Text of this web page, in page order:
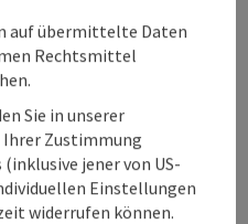
auf übermittelte Daten
Rechtsmittel
Sie in unserer
Zustimmung
jener von US-
Einstellungen
widerrufen können.